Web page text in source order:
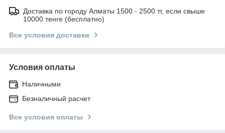
Доставка по городу Алматы 1500 - 2500 тг, если свыше
10000 тенге (бесплатно)
Все условия доставки
Условия оплаты
Наличными
Безналичный расчет
Все условия оплаты